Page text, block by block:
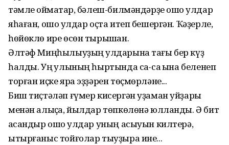
тәмле ҡоймаҡтар, бәлеш-билмәндәрҙе ошо ҡулдар
яһаған, ошо ҡулдар оҫта итеп бешергән. Ҡәҙерле,
һөйөклө ире өсөн тырышҡан.
Әлтәф Миңһылыуҙың ҡулдарына тағы бер күҙ
һалды. Уң ҡулының һыртында саҡ-саҡ ҡына беленеп
торған иҫке яра эҙҙәрен төҫмөрләне...
Биш тиҫтәләп ғүмер кисергән уҙаман уйҙары
менән алыҫҡа, йылдар төпкөлөнә юлланды. Ә бит
ҡасандыр ошо ҡулдар уның асыуын килтерә,
ытырғаныс тойғолар тыуҙыра ине...